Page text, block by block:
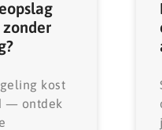
kost
— ontdek